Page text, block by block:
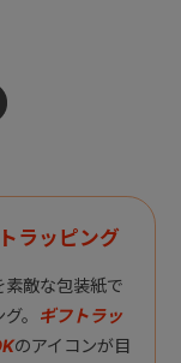
ラッピング
素敵な包装紙で
。 ギフトラッ
のアイコンが目